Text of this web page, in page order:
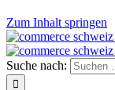
Zum Inhalt springen
Suche nach: